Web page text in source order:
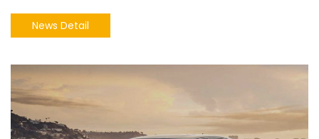
News Detail